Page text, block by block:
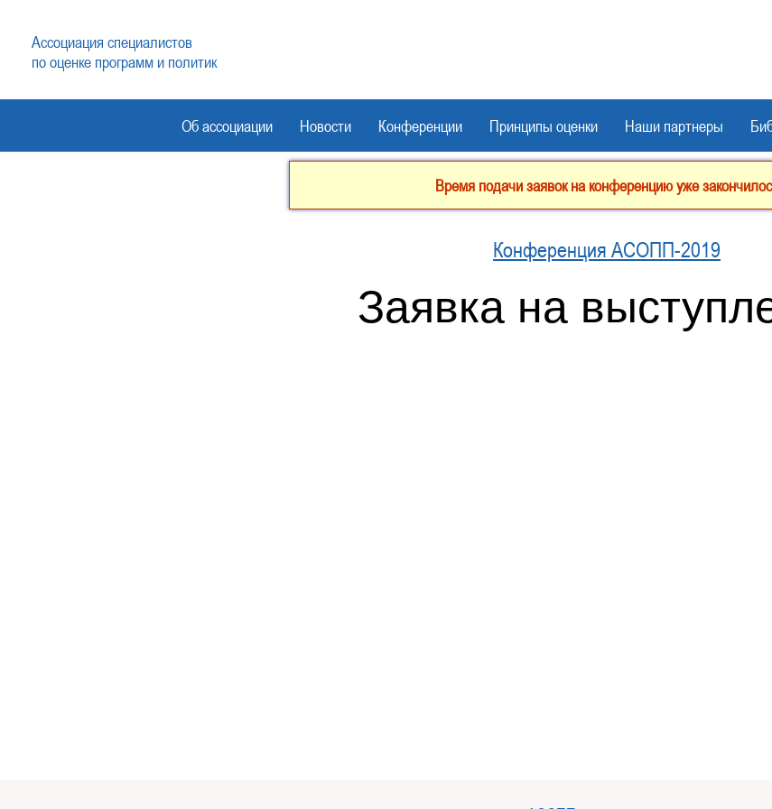
Ассоциация специалистов
по оценке программ и политик
Об ассоциации Новости Конференции Принципы оценки Наши партнеры
Время подачи заявок на конференцию уже
Конференция АСОПП-2019
Заявка на